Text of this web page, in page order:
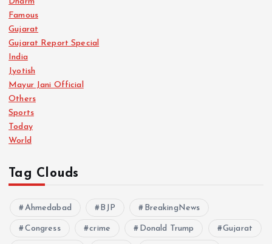
Famous
Gujarat
Gujarat Report Special
India
Jyotish
Mayur Jani Official
Others
Sports
Today
World
Tag Clouds
Ahmedabad BJP BreakingNews
Congress crime Donald Trump Gujarat